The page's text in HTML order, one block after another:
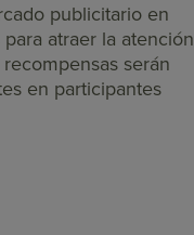
publicitario en
atraer la atención
serán
en participantes